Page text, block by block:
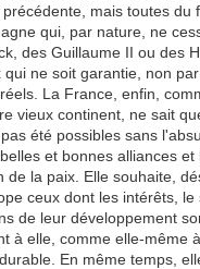
mais toutes du
qui, par nature, ne
des Guillaume II ou des
ne soit garantie, non
La France, enfin,
vieux continent, ne sait
été possibles sans
et bonnes alliances et
de la paix. Elle souhaite,
ceux dont les intérêts, le
de leur développement
à elle, comme elle-même
En même temps,